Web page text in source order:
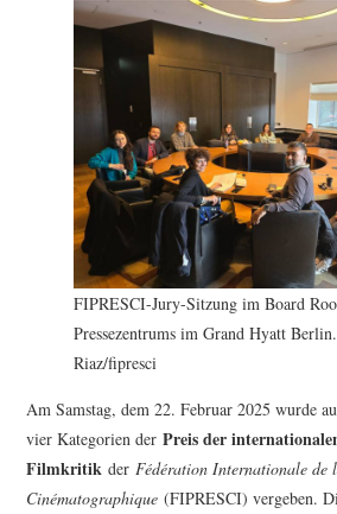
FESTIVALPREISE
S. KRACAUER PREIS
WOCHE DER KRITIK
FIPRESCI-Jury-Sitzung im Board
Pressezentrums im Grand Hyatt
Riaz/fipresci
Am Samstag, dem 22. Februar 2025 wurde
vier Kategorien derPreis der
Filmkritik der Fédération Internationale de
Cinématographique(FIPRESCI) vergeben.